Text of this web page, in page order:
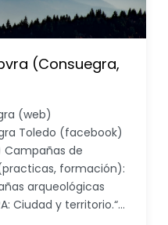
(Consuegra,
(web)
Toledo (facebook)
Campañas de
formación):
arqueológicas
Ciudad y territorio.“…